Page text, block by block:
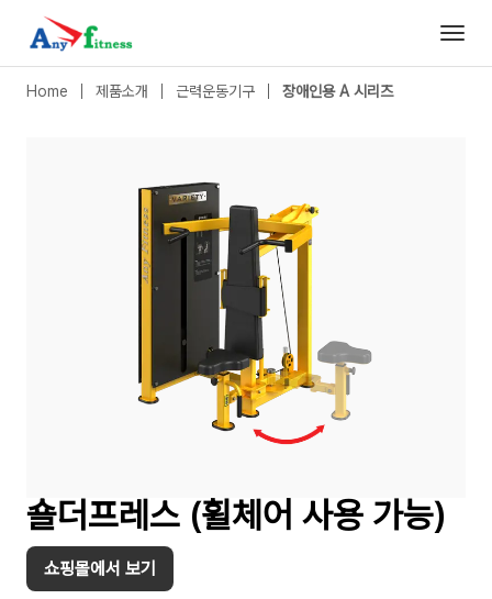
장애인용 A 시리즈|숄더프레스 (휠체어 사용 가능)- 애니휘트니스
Home 제품소개 근력운동기구 장애인용 A 시리즈
숄더프레스 (휠체어 사용 가능)
쇼핑몰에서 보기